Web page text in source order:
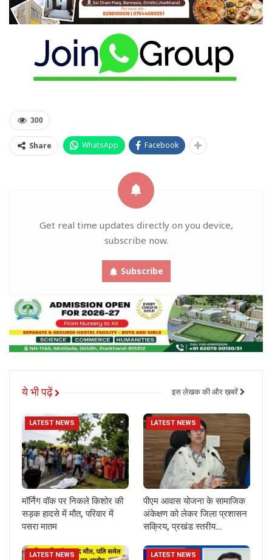
300
Share WhatsApp Facebook
Get real time updates directly on you device,
subscribe now.
Subscribe
ये भी पढ़ें इस लेखक की और ख़बरें
LATEST NEWS
मॉर्निंग वॉक पर निकले किशोर की
सड़क हादसे में मौत, परिवार में
पसरा मातम
LATEST NEWS
पीएम आवास योजना के सामाजिक
अंकेक्षण को लेकर जिला प्रशासन
सक्रिय, प्रखंड स्तरीय…
LATEST NEWS LATEST NEWS